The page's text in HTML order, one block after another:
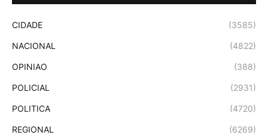
CIDADE (3585)
NACIONAL (4822)
OPINIAO (388)
POLICIAL (2931)
POLITICA (4720)
REGIONAL (6269)